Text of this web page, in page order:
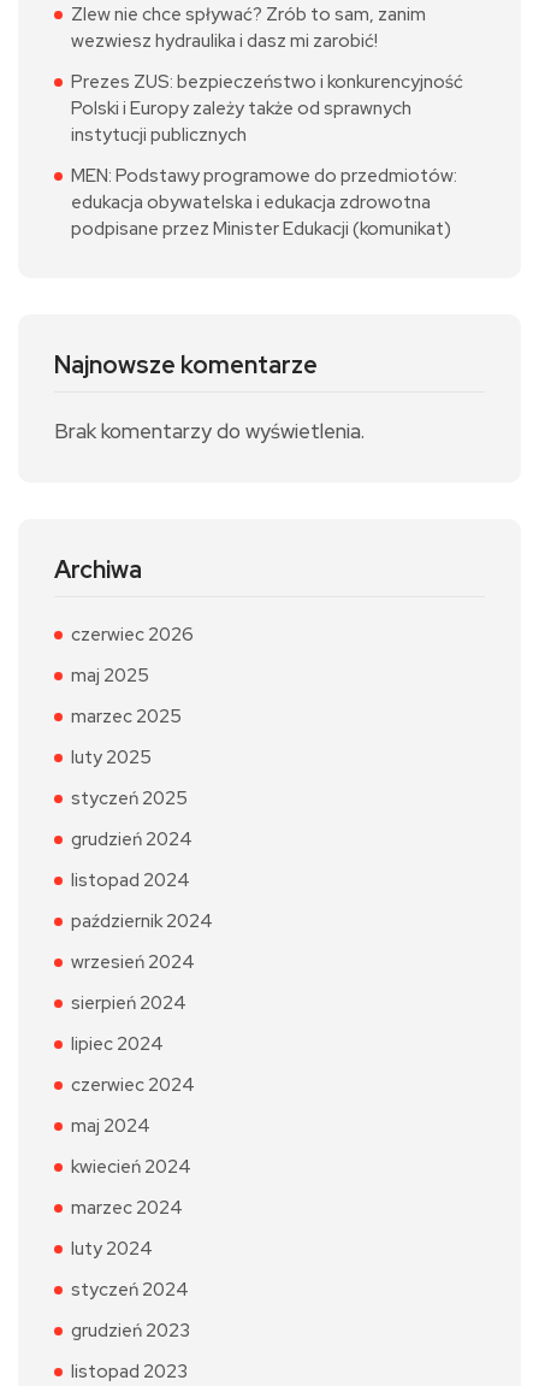
Zlew nie chce spływać? Zrób to sam, zanim
wezwiesz hydraulika i dasz mi zarobić!
Prezes ZUS: bezpieczeństwo i konkurencyjność
Polski i Europy zależy także od sprawnych
instytucji publicznych
MEN: Podstawy programowe do przedmiotów:
edukacja obywatelska i edukacja zdrowotna
podpisane przez Minister Edukacji (komunikat)
Najnowsze komentarze
Brak komentarzy do wyświetlenia.
Archiwa
czerwiec 2026
maj 2025
marzec 2025
luty 2025
styczeń 2025
grudzień 2024
listopad 2024
październik 2024
wrzesień 2024
sierpień 2024
lipiec 2024
czerwiec 2024
maj 2024
kwiecień 2024
marzec 2024
luty 2024
styczeń 2024
grudzień 2023
listopad 2023